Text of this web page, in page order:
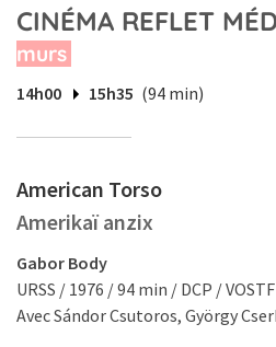
CINÉMA REFLET
murs
14h00 15h35 (94 min)
American Torso
Amerikaï anzix
Gabor Body
URSS / 1976 / 94 min / DCP / VOSTF
Avec Sándor Csutoros, György